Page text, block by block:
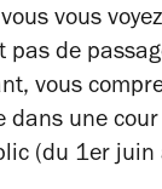
vous
pas de
vous
dans une
(du 1er